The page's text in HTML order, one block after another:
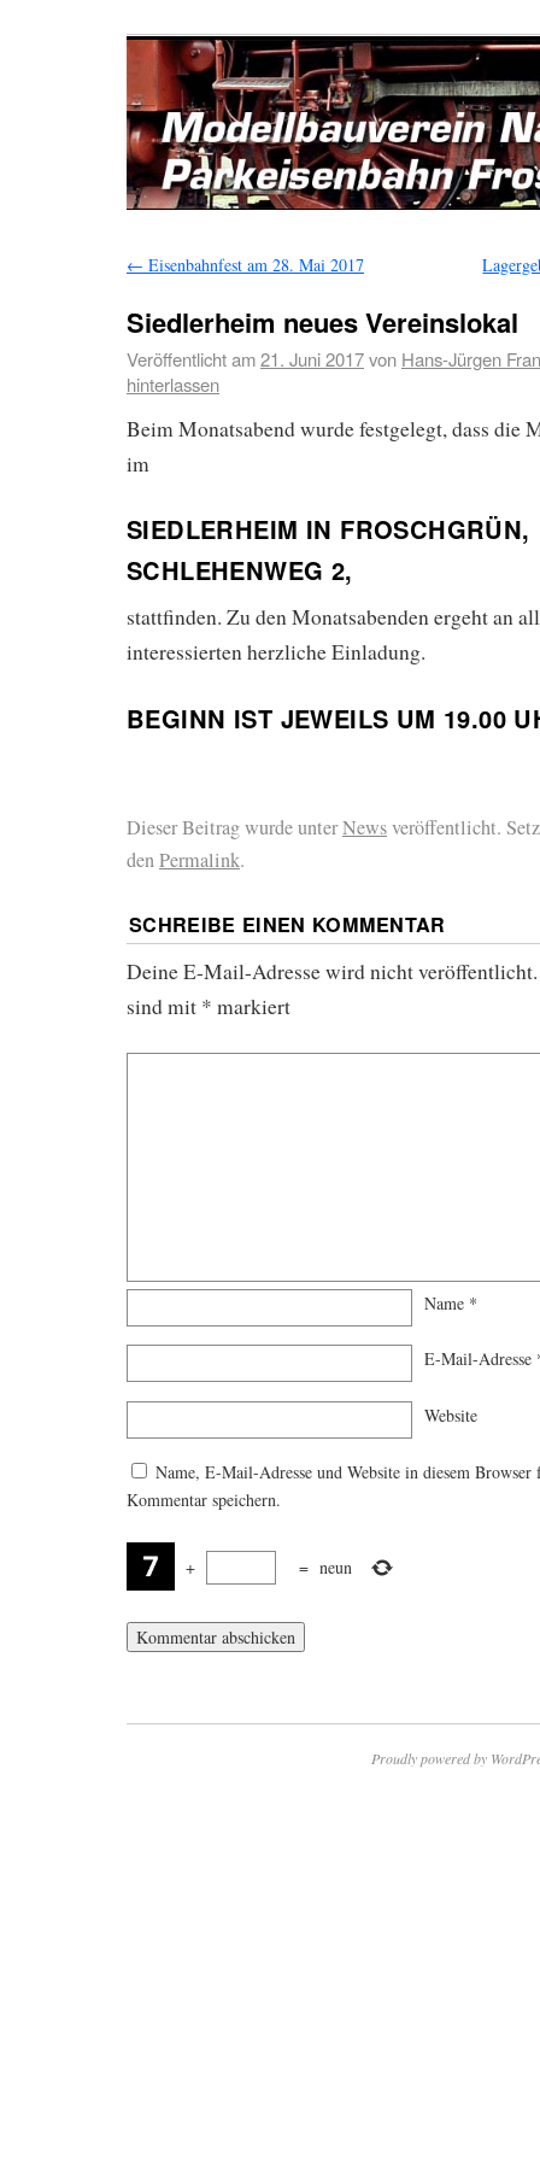
← Eisenbahnfest am 28. Mai 2017
Siedlerheim neues Vereinslokal
Veröffentlicht am21. Juni 2017von Hans-Jürgen
hinterlassen
Beim Monatsabend wurde festgelegt, dass die
im
SIEDLERHEIM IN FROSCHGRÜN,
SCHLEHENWEG 2,
stattfinden. Zu den Monatsabenden ergeht an
interessierten herzliche Einladung.
BEGINN IST JEWEILS UM 19.00
Dieser Beitrag wurde unterNewsveröffentlicht.
denPermalink.
SCHREIBE EINEN KOMMENTAR
Deine E-Mail-Adresse wird nicht veröffentlicht.
sind mit * markiert
Name *
E-Mail-Adresse
Website
Name, E-Mail-Adresse und Website in diesem Browser
Kommentar speichern.
+ = neun
Proudly powered by